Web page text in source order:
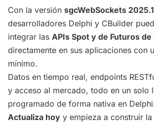
Con la versión sgcWebSockets
desarrolladores Delphi y CBuilder
integrar las APIs Spot y de Futuros de
directamente en sus aplicaciones con
mínimo.
Datos en tiempo real, endpoints
y acceso al mercado, todo en un solo
programado de forma nativa en
Actualiza hoy y empieza a construir